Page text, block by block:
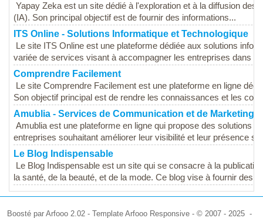
Yapay Zeka est un site dédié à l'exploration et à la diffusion
(IA). Son principal objectif est de fournir des informations...
ITS Online - Solutions Informatique et Technologique
Le site ITS Online est une plateforme dédiée aux solutions
variée de services visant à accompagner les entreprises dans
Comprendre Facilement
Le site Comprendre Facilement est une plateforme en ligne
Son objectif principal est de rendre les connaissances et les
Amublia - Services de Communication et de Marketing
Amublia est une plateforme en ligne qui propose des solutions
entreprises souhaitant améliorer leur visibilité et leur présence
Le Blog Indispensable
Le Blog Indispensable est un site qui se consacre à la
la santé, de la beauté, et de la mode. Ce blog vise à fournir des
Boosté par Arfooo 2.02 - Template Arfooo Responsive - © 2007 - 2025 -